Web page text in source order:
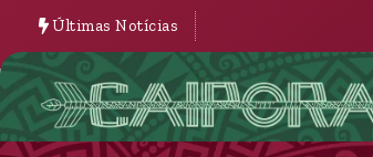
Últimas Notícias